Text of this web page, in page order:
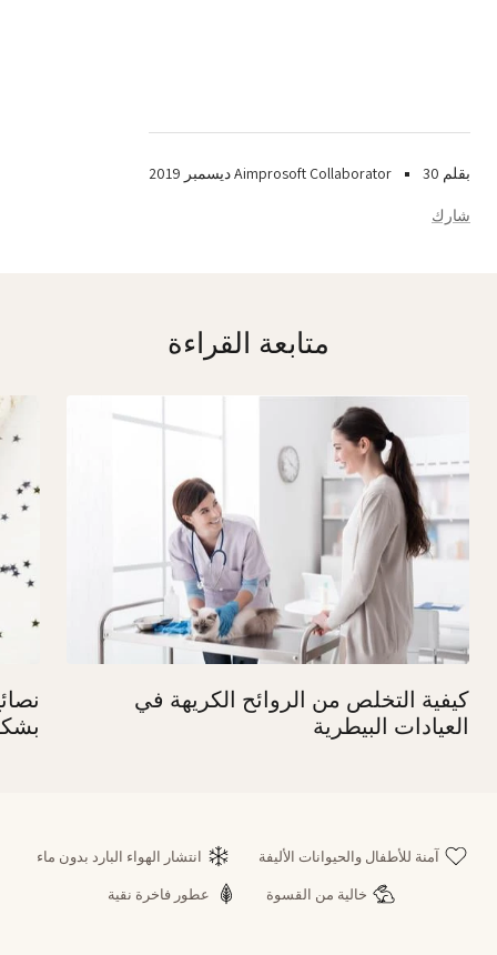
بقلم Aimprosoft Collaborator 30 ديسمبر 2019
شارك
متابعة القراءة
كيفية التخلص من الروائح الكريهة في
العيادات البيطرية
آمنة للأطفال والحيوانات الأليفة
انتشار الهواء البارد بدون ماء
خالية من القسوة
عطور فاخرة نقية